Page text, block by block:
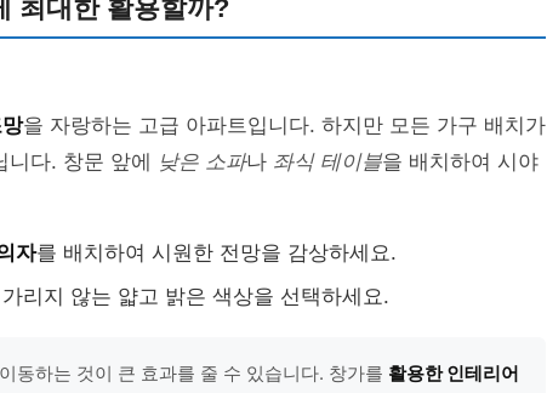
최대한 활용할까?
을 자랑하는 고급 아파트입니다. 하지만 모든 가구 배치가
니다. 창문 앞에 낮은 소파나 좌식 테이블을 배치하여 시야
자를 배치하여 시원한 전망을 감상하세요.
리지 않는 얇고 밝은 색상을 선택하세요.
동하는 것이 큰 효과를 줄 수 있습니다. 창가를 활용한 인테리어